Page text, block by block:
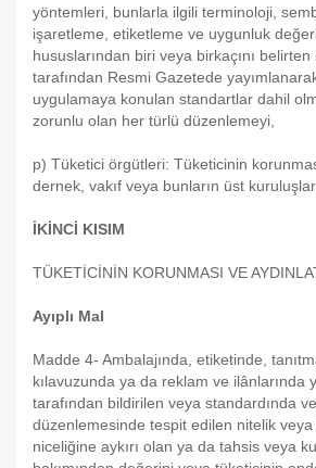
yöntemleri, bunlarla ilgili terminoloji,
işaretleme, etiketleme ve uygunluk
hususlarından biri veya birkaçını belirten
tarafından Resmi Gazetede
uygulamaya konulan standartlar dahil
zorunlu olan her türlü düzenlemeyi,
p) Tüketici örgütleri: Tüketicinin
dernek, vakıf veya bunların üst
İKİNCİ KISIM
TÜKETİCİNİN KORUNMASI VE
Ayıplı Mal
Madde 4- Ambalajında, etiketinde,
kılavuzunda ya da reklam ve ilânlarında
tarafından bildirilen veya standardında
düzenlemesinde tespit edilen nitelik
niceliğine aykırı olan ya da tahsis veya